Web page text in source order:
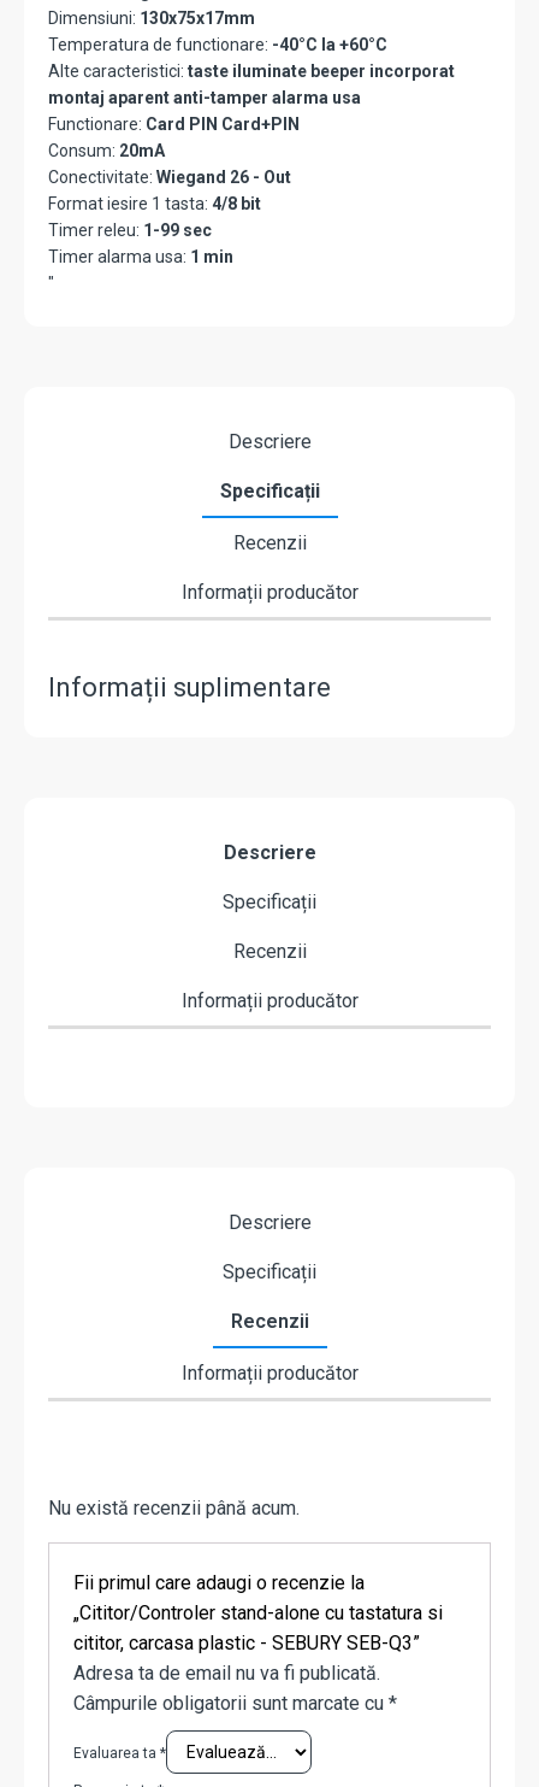
Dimensiuni: 130x75x17mm
Temperatura de functionare: -40°C la +60°C
Alte caracteristici: taste iluminate beeper incorporat
montaj aparent anti-tamper alarma usa
Functionare: Card PIN Card+PIN
Consum: 20mA
Conectivitate: Wiegand 26 - Out
Format iesire 1 tasta: 4/8 bit
Timer releu: 1-99 sec
Timer alarma usa: 1 min
"
Descriere
Specificații
Recenzii
Informații producător
Informații suplimentare
Descriere
Specificații
Recenzii
Informații producător
Descriere
Specificații
Recenzii
Informații producător
Nu există recenzii până acum.
Fii primul care adaugi o recenzie la
„Cititor/Controler stand-alone cu tastatura si
cititor, carcasa plastic - SEBURY SEB-Q3”
Adresa ta de email nu va fi publicată.
Câmpurile obligatorii sunt marcate cu *
Evaluarea ta *